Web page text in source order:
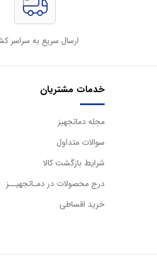
ارسال سریع به سراسر
خدمات مشتریان
مجله دماتجهیز
سوالات متداول
شرایط بازگشت کالا
درج محصولات در دمـاتجهیــز
خرید اقساطی